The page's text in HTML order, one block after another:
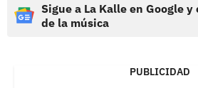
Sigue a La Kalle en Google
de la música
PUBLICIDAD